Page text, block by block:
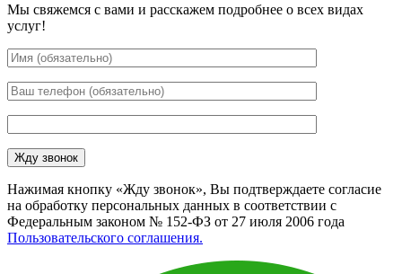
Мы свяжемся с вами и расскажем подробнее о всех видах
услуг!
Нажимая кнопку «Жду звонок», Вы подтверждаете согласие
на обработку персональных данных в соответствии с
Федеральным законом № 152-ФЗ от 27 июля 2006 года
Пользовательского соглашения.